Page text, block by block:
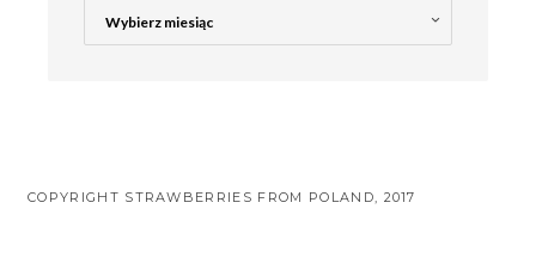
Archiwum
Blogu
COPYRIGHT STRAWBERRIES FROM POLAND, 2017